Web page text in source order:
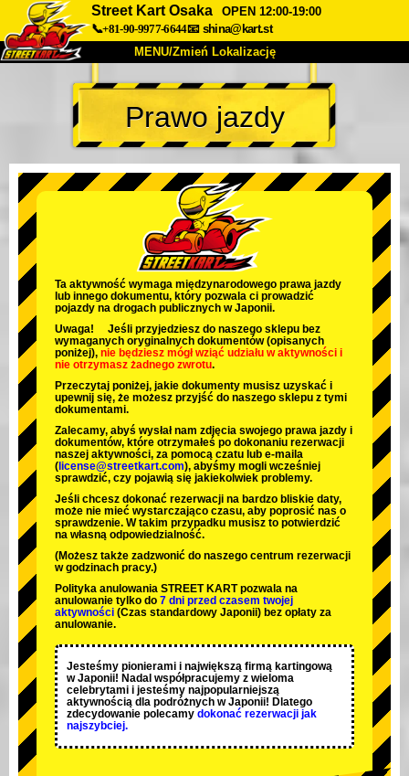
Street Kart Osaka
OPEN 12:00-19:00
📞+81-90-9977-6644📧 shina@kart.st
MENU/Zmień Lokalizację
TOP
O nas Specyfikacja Cena
Firma Rezerwacja
Zmień Lokalizację
Tokyo Shinagawa
Tokyo Akihabara#2
Tokyo Shibuya Annex
Tokyo Asakusa Osaka
Okinawa
Prawo jazdy
Ta aktywność wymaga międzynarodowego prawa jazdy
lub innego dokumentu, który pozwala ci prowadzić
pojazdy na drogach publicznych w Japonii.
Uwaga! Jeśli przyjedziesz do naszego sklepu bez
wymaganych oryginalnych dokumentów (opisanych
poniżej), nie będziesz mógł wziąć udziału w aktywności i
nie otrzymasz żadnego zwrotu.
Przeczytaj poniżej, jakie dokumenty musisz uzyskać i
upewnij się, że możesz przyjść do naszego sklepu z tymi
dokumentami.
Zalecamy, abyś wysłał nam zdjęcia swojego prawa jazdy i
dokumentów, które otrzymałeś po dokonaniu rezerwacji
naszej aktywności, za pomocą czatu lub e-maila
( license@streetkart.com), abyśmy mogli wcześniej
sprawdzić, czy pojawią się jakiekolwiek problemy.
Jeśli chcesz dokonać rezerwacji na bardzo bliskie daty,
może nie mieć wystarczająco czasu, aby poprosić nas o
sprawdzenie. W takim przypadku musisz to potwierdzić
na własną odpowiedzialność.
(Możesz także zadzwonić do naszego centrum rezerwacji
w godzinach pracy.)
Polityka anulowania STREET KART pozwala na
anulowanie tylko do 7 dni przed czasem twojej
aktywności (Czas standardowy Japonii) bez opłaty za
anulowanie.
Jesteśmy pionierami i największą firmą kartingową
w Japonii! Nadal współpracujemy z wieloma
celebrytami i jesteśmy najpopularniejszą
aktywnością dla podróżnych w Japonii! Dlatego
zdecydowanie polecamy dokonać rezerwacji jak
najszybciej.